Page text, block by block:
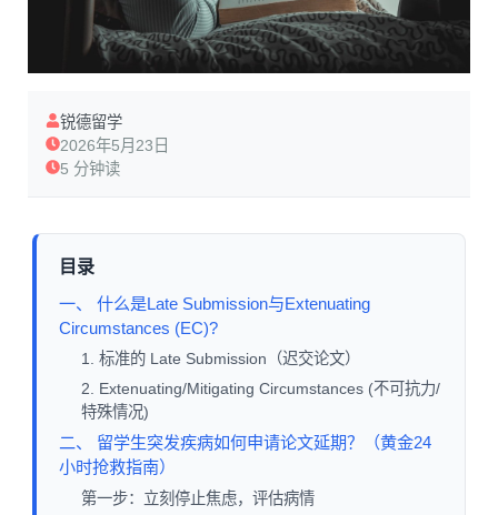
锐德留学
2026年5月23日
5 分钟读
目录
一、 什么是Late Submission与Extenuating
Circumstances (EC)?
1. 标准的 Late Submission（迟交论文）
2. Extenuating/Mitigating Circumstances (不可抗力/
特殊情况)
二、 留学生突发疾病如何申请论文延期？（黄金24
小时抢救指南）
第一步：立刻停止焦虑，评估病情